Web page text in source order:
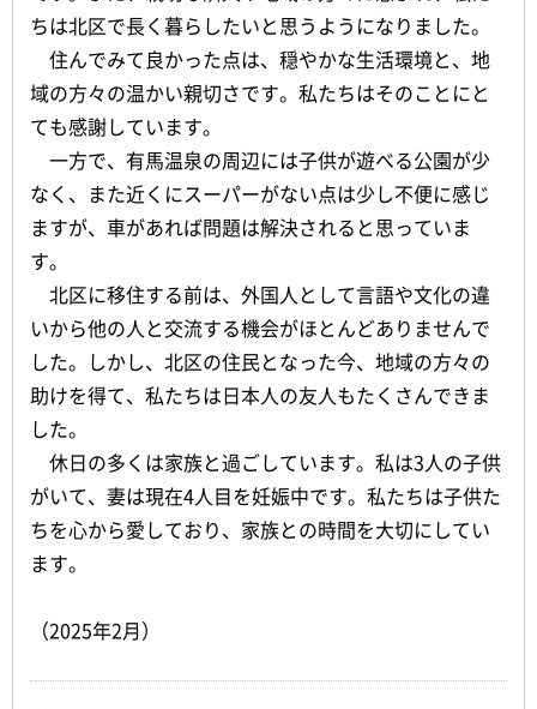
ちは北区で長く暮らしたいと思うようになりました。
住んでみて良かった点は、穏やかな生活環境と、地
域の方々の温かい親切さです。私たちはそのことにと
ても感謝しています。
一方で、有馬温泉の周辺には子供が遊べる公園が少
なく、また近くにスーパーがない点は少し不便に感じ
ますが、車があれば問題は解決されると思っていま
す。
北区に移住する前は、外国人として言語や文化の違
いから他の人と交流する機会がほとんどありませんで
した。しかし、北区の住民となった今、地域の方々の
助けを得て、私たちは日本人の友人もたくさんできま
した。
休日の多くは家族と過ごしています。私は3人の子供
がいて、妻は現在4人目を妊娠中です。私たちは子供た
ちを心から愛しており、家族との時間を大切にしてい
ます。
（2025年2月）